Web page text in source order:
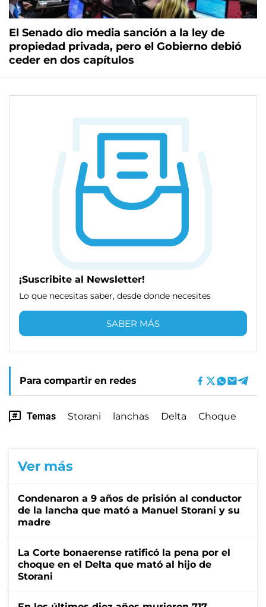
El Senado dio media sanción a la ley de
propiedad privada, pero el Gobierno debió
ceder en dos capítulos
¡Suscribite al Newsletter!
Lo que necesitas saber, desde donde necesites
SABER MÁS
Para compartir en redes
Temas Storani lanchas Delta Choque
Ver más
Condenaron a 9 años de prisión al conductor
de la lancha que mató a Manuel Storani y su
madre
La Corte bonaerense ratificó la pena por el
choque en el Delta que mató al hijo de
Storani